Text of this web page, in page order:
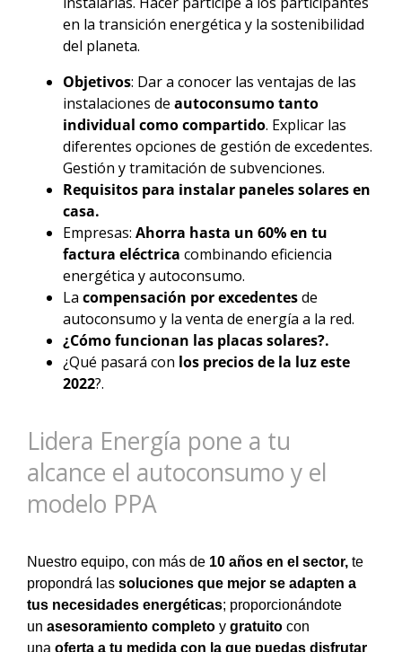
en la transición energética y la sostenibilidad
del planeta.
Objetivos: Dar a conocer las ventajas de las
instalaciones de autoconsumo tanto
individual como compartido. Explicar las
diferentes opciones de gestión de excedentes.
Gestión y tramitación de subvenciones.
Requisitos para instalar paneles solares en
casa.
Empresas: Ahorra hasta un 60% en tu
factura eléctrica combinando eficiencia
energética y autoconsumo.
La compensación por excedentesde
autoconsumo y la venta de energía a la red.
¿Cómo funcionan las placas solares?.
¿Qué pasará con los precios de la luz este
2022?.
Lidera Energía pone a tu
alcance el autoconsumo y el
modelo PPA
Nuestro equipo, con más de 10 años en el sector, te
propondrá las soluciones que mejor se adapten a
tus necesidades energéticas; proporcionándote
un asesoramiento completo y gratuito con
una oferta a tu medida con la que puedas disfrutar